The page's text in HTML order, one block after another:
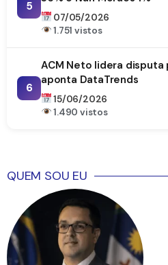
5
07/05/2026
1.751 vistos
6
ACM Neto lidera disputa
aponta DataTrends
15/06/2026
1.490 vistos
QUEM SOU EU